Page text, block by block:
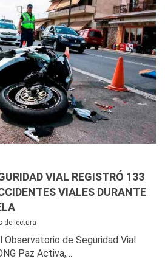
VIAL REGISTRÓ 133
VIALES DURANTE
de lectura
de Seguridad Vial
Paz Activa,…